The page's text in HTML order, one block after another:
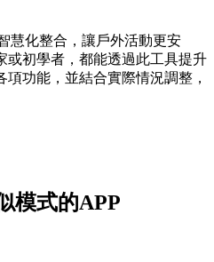
慧化整合，讓戶外活動更安
或初學者，都能透過此工具提升
功能，並結合實際情況調整，
模式的APP